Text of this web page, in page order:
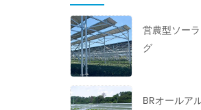
営農型ソー
グ
BRオールア